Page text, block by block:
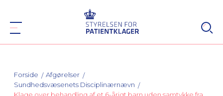
Forside
Afgørelser
Sundhedsvæsenets Disciplinærnævn